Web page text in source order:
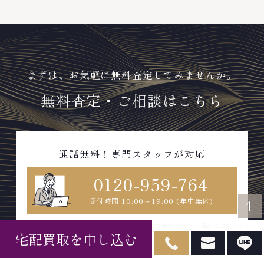
まずは、お気軽に無料査定してみませんか。
無料査定・ご相談はこちら
通話無料！専門スタッフが対応
0120-959-764
受付時間 10:00～19:00 (年中無休)
24時間査定受付中！最短1分で完了！
宅配買取を申し込む